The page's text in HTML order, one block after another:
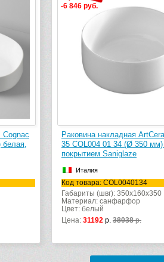
Cognac
белая,
-6 846 руб.
Раковина накладная
35 COL004 01 34 (Ø 350
покрытием Saniglaze
Италия
Код товара: COL0040134
Габариты (швг): 350x160x350
Материал: санфарфор
Цвет: белый
Цена: 31192 р. 38038р.